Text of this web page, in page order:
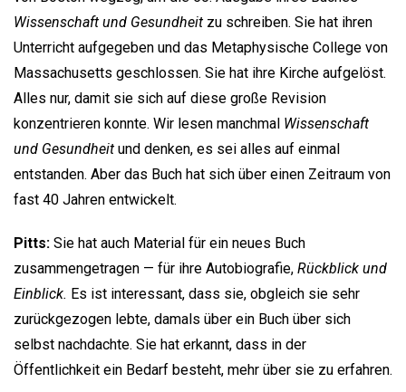
Wissenschaft und Gesundheit zu schreiben. Sie hat ihren
Unterricht aufgegeben und das Metaphysische College von
Massachusetts geschlossen. Sie hat ihre Kirche aufgelöst.
Alles nur, damit sie sich auf diese große Revision
konzentrieren konnte. Wir lesen manchmal Wissenschaft
und Gesundheit und denken, es sei alles auf einmal
entstanden. Aber das Buch hat sich über einen Zeitraum von
fast 40 Jahren entwickelt.
Pitts: Sie hat auch Material für ein neues Buch
zusammengetragen — für ihre Autobiografie, Rückblick und
Einblick. Es ist interessant, dass sie, obgleich sie sehr
zurückgezogen lebte, damals über ein Buch über sich
selbst nachdachte. Sie hat erkannt, dass in der
Öffentlichkeit ein Bedarf besteht, mehr über sie zu erfahren.